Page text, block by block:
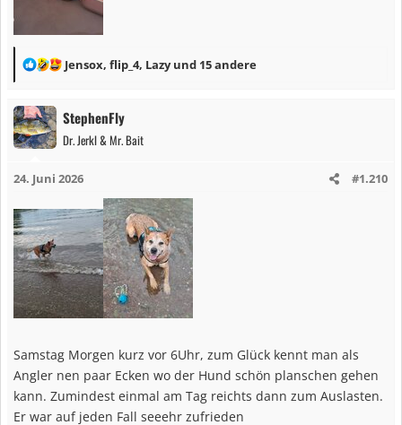
R
k
t
o
e
n
:
Jensox, flip_4, Lazyund 15 andere
StephenFly
Dr. Jerkl & Mr. Bait
24. Juni 2026 #1.210
Samstag Morgen kurz vor 6Uhr, zum Glück kennt man als
Angler nen paar Ecken wo der Hund schön planschen gehen
kann. Zumindest einmal am Tag reichts dann zum Auslasten.
Er war auf jeden Fall seeehr zufrieden